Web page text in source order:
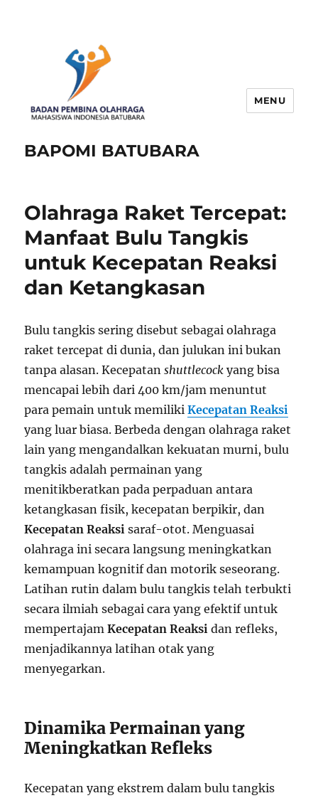
BAPOMI BATUBARA
MENU
Olahraga Raket Tercepat:
Manfaat Bulu Tangkis
untuk Kecepatan Reaksi
dan Ketangkasan
Bulu tangkis sering disebut sebagai olahraga
raket tercepat di dunia, dan julukan ini bukan
tanpa alasan. Kecepatanshuttlecock yang bisa
mencapai lebih dari 400 km/jam menuntut
para pemain untuk memilikiKecepatan Reaksi
yang luar biasa. Berbeda dengan olahraga raket
lain yang mengandalkan kekuatan murni, bulu
tangkis adalah permainan yang
menitikberatkan pada perpaduan antara
ketangkasan fisik, kecepatan berpikir, dan
Kecepatan Reaksi saraf-otot. Menguasai
olahraga ini secara langsung meningkatkan
kemampuan kognitif dan motorik seseorang.
Latihan rutin dalam bulu tangkis telah terbukti
secara ilmiah sebagai cara yang efektif untuk
mempertajamKecepatan Reaksi dan refleks,
menjadikannya latihan otak yang
menyegarkan.
Dinamika Permainan yang
Meningkatkan Refleks
Kecepatan yang ekstrem dalam bulu tangkis